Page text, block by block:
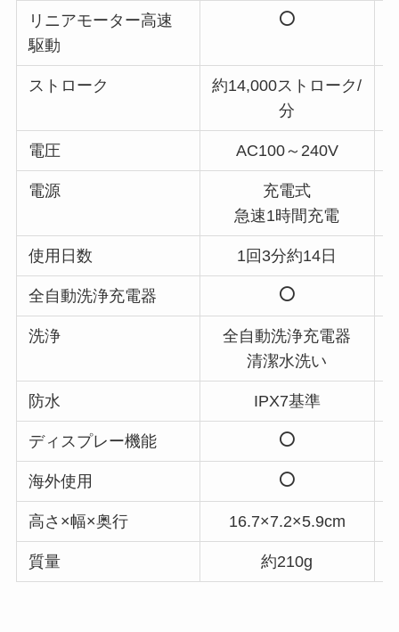
リニアモーター高速
駆動
ストローク
約14,000ストローク/
分
電圧 AC100～240V
電源
充電式
急速1時間充電
使用日数 1回3分約14日
全自動洗浄充電器
洗浄
全自動洗浄充電器
清潔水洗い
防水 IPX7基準
ディスプレー機能
海外使用
高さ×幅×奥行 16.7×7.2×5.9cm
質量 約210g